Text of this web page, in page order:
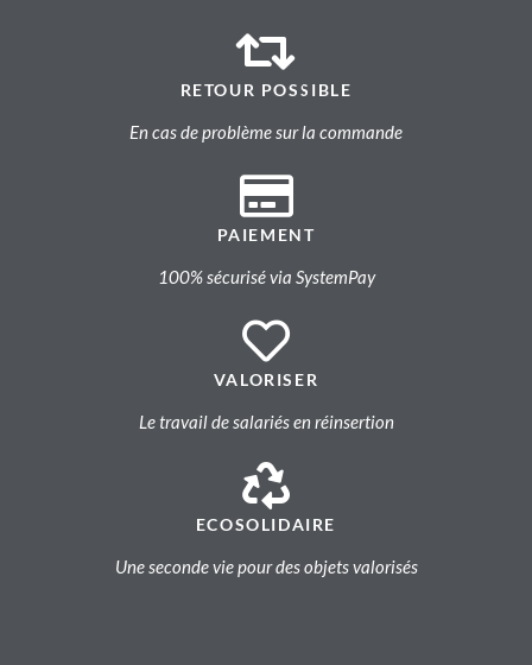
RETOUR POSSIBLE
En cas de problème sur la commande
PAIEMENT
100% sécurisé via SystemPay
VALORISER
Le travail de salariés en réinsertion
ECOSOLIDAIRE
Une seconde vie pour des objets valorisés